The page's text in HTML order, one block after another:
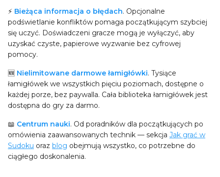
⚡ Bieżąca informacja o błędach. Opcjonalne
podświetlanie konfliktów pomaga początkującym szybciej
się uczyć. Doświadczeni gracze mogą je wyłączyć, aby
uzyskać czyste, papierowe wyzwanie bez cyfrowej
pomocy.
🆕 Nielimitowane darmowe łamigłówki. Tysiące
łamigłówek we wszystkich pięciu poziomach, dostępne o
każdej porze, bez paywalla. Cała biblioteka łamigłówek jest
dostępna do gry za darmo.
📖 Centrum nauki. Od poradników dla początkujących po
omówienia zaawansowanych technik — sekcja Jak grać w
Sudoku oraz blog obejmują wszystko, co potrzebne do
ciągłego doskonalenia.